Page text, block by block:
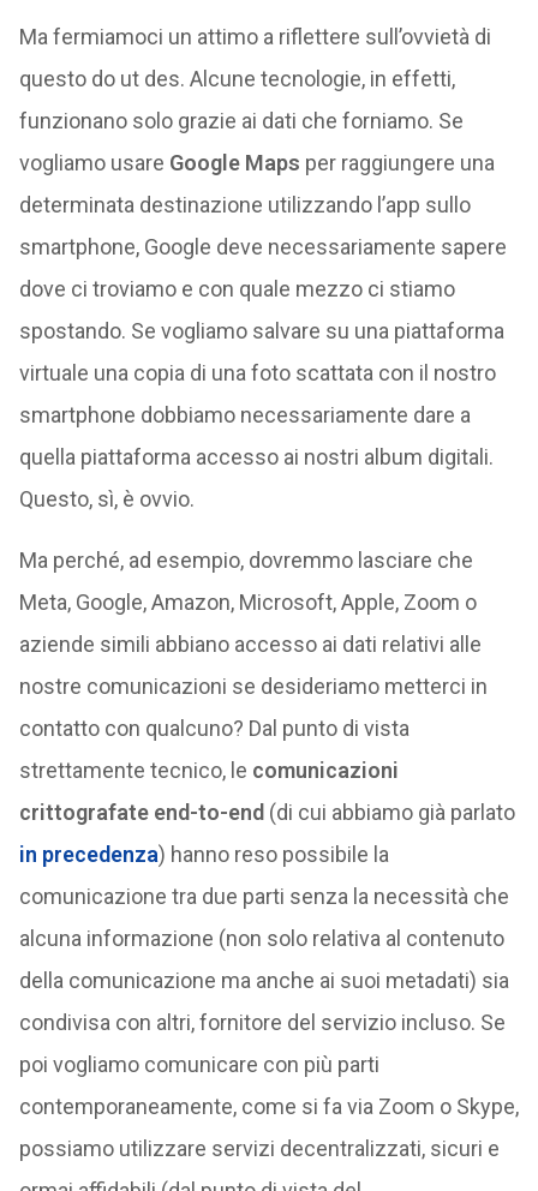
Ma fermiamoci un attimo a riflettere sull’ovvietà di
questo do ut des. Alcune tecnologie, in effetti,
funzionano solo grazie ai dati che forniamo. Se
vogliamo usare Google Maps per raggiungere una
determinata destinazione utilizzando l’app sullo
smartphone, Google deve necessariamente sapere
dove ci troviamo e con quale mezzo ci stiamo
spostando. Se vogliamo salvare su una piattaforma
virtuale una copia di una foto scattata con il nostro
smartphone dobbiamo necessariamente dare a
quella piattaforma accesso ai nostri album digitali.
Questo, sì, è ovvio.
Ma perché, ad esempio, dovremmo lasciare che
Meta, Google, Amazon, Microsoft, Apple, Zoom o
aziende simili abbiano accesso ai dati relativi alle
nostre comunicazioni se desideriamo metterci in
contatto con qualcuno? Dal punto di vista
strettamente tecnico, le comunicazioni
crittografate end-to-end (di cui abbiamo già parlato
in precedenza) hanno reso possibile la
comunicazione tra due parti senza la necessità che
alcuna informazione (non solo relativa al contenuto
della comunicazione ma anche ai suoi metadati) sia
condivisa con altri, fornitore del servizio incluso. Se
poi vogliamo comunicare con più parti
contemporaneamente, come si fa via Zoom o Skype,
possiamo utilizzare servizi decentralizzati, sicuri e